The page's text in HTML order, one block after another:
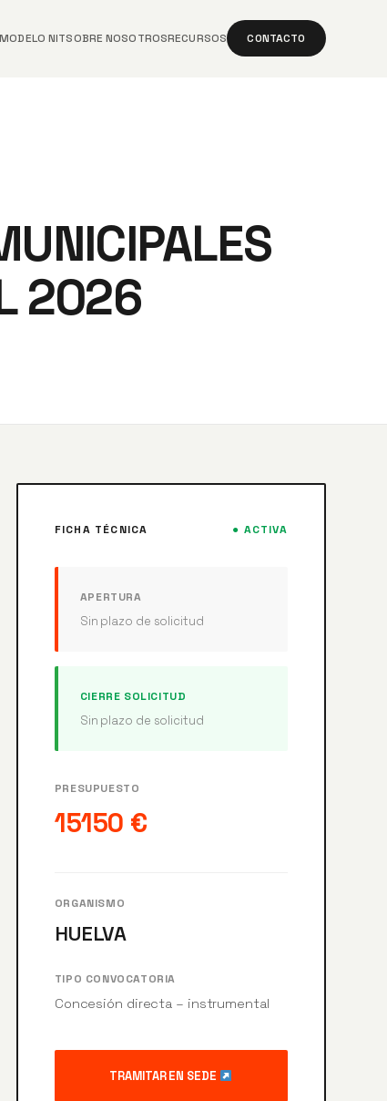
MODELO NITSOBRE NOSOTROSRECURSOS CONTACTO
2026
FICHA TÉCNICA ● ACTIVA
APERTURA
Sin plazo de solicitud
CIERRE SOLICITUD
Sin plazo de solicitud
PRESUPUESTO
15150 €
ORGANISMO
HUELVA
TIPO CONVOCATORIA
Concesión directa – instrumental
TRAMITAR EN SEDE